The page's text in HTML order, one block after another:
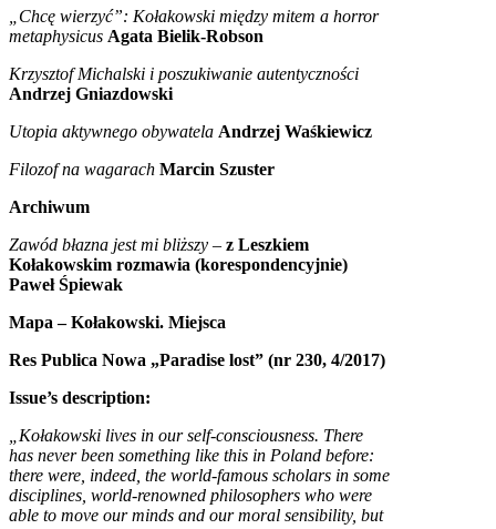
„Chcę wierzyć”: Kołakowski między mitem a horror
metaphysicus Agata Bielik-Robson
Krzysztof Michalski i poszukiwanie autentyczności
Andrzej Gniazdowski
Utopia aktywnego obywatela Andrzej Waśkiewicz
Filozof na wagarach Marcin Szuster
Archiwum
Zawód błazna jest mi bliższy – z Leszkiem
Kołakowskim rozmawia (korespondencyjnie)
Paweł Śpiewak
Mapa – Kołakowski. Miejsca
Res Publica Nowa „Paradise lost” (nr 230, 4/2017)
Issue’s description:
„Kołakowski lives in our self-consciousness. There
has never been something like this in Poland before:
there were, indeed, the world-famous scholars in some
disciplines, world-renowned philosophers who were
able to move our minds and our moral sensibility, but